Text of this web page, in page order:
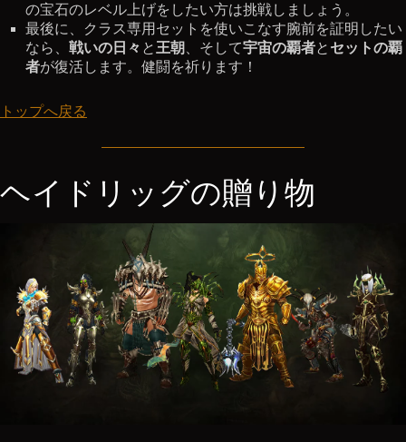
の宝石のレベル上げをしたい方は挑戦しましょう。
最後に、クラス専用セットを使いこなす腕前を証明したい
なら、 戦いの日々 と 王朝 、そして宇宙の覇者と セットの覇
者が復活します。健闘を祈ります！
トップへ戻る
ヘイドリッグの贈り物